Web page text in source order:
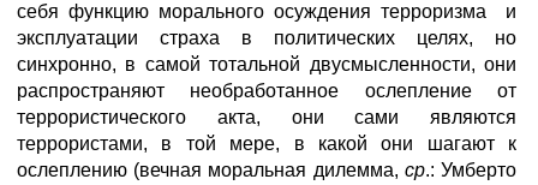
себя функцию морального осуждения терроризма и
эксплуатации страха в политических целях, но
синхронно, в самой тотальной двусмысленности, они
распространяют необработанное ослепление от
террористического акта, они сами являются
террористами, в той мере, в какой они шагают к
ослеплению (вечная моральная дилемма, ср.: Умберто